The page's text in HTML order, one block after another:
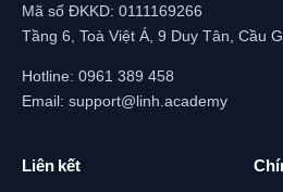
Mã số ĐKKD: 0111169266
Tầng 6, Toà Việt Á, 9 Duy Tân, Cầu
Hotline: 0961 389 458
Email: support@linh.academy
Liên kết